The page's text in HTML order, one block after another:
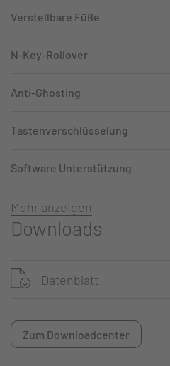
Verstellbare Füße
N-Key-Rollover
Anti-Ghosting
Tastenverschlüsselung
Software Unterstützung
Mehr anzeigen
Downloads
Datenblatt
Zum Downloadcenter